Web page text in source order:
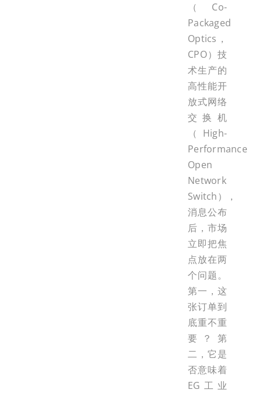
（Co-
Packaged
Optics，
CPO）技
术生产的
高性能开
放式网络
交换机
（High-
Performance
Open
Network
Switch），
消息公布
后，市场
立即把焦
点放在两
个问题。
第一，这
张订单到
底重不重
要？第
二，它是
否意味着
EG工业